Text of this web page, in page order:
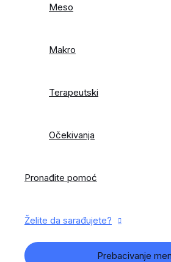
Meso
Makro
Terapeutski
Očekivanja
Pronađite pomoć
Želite da sarađujete?
Prebacivanje